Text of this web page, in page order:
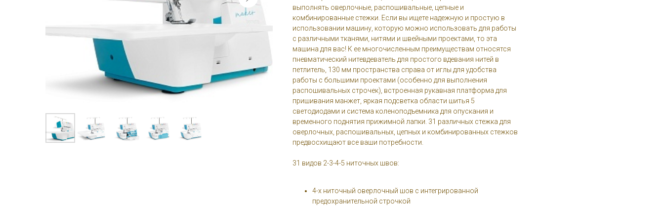
выполнять оверлочные, распошивальные, цепные и
комбинированные стежки. Если вы ищете надежную и простую в
использовании машину, которую можно использовать для работы
с различными тканями, нитями и швейными проектами, то эта
машина для вас! К ее многочисленным преимуществам относятся
пневматический нитевдеватель для простого вдевания нитей в
петлитель, 130 мм пространства справа от иглы для удобства
работы с большими проектами (особенно для выполнения
распошивальных строчек), встроенная рукавная платформа для
пришивания манжет, яркая подсветка области шитья 5
светодиодами и система коленоподъемника для опускания и
временного поднятия прижимной лапки. 31 различных стежка для
оверлочных, распошивальных, цепных и комбинированных стежков
предвосхищают все ваши потребности.
31 видов 2-3-4-5 ниточных швов:
4-х ниточный оверлочный шов с интегрированной
предохранительной строчкой